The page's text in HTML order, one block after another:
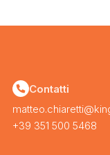
Contatti
+39 351 500 5468